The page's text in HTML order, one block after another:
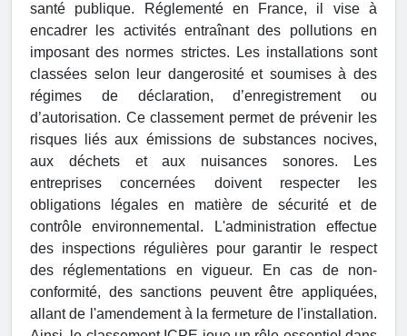
santé publique. Réglementé en France, il vise à
encadrer les activités entraînant des pollutions en
imposant des normes strictes. Les installations sont
classées selon leur dangerosité et soumises à des
régimes de déclaration, d’enregistrement ou
d’autorisation. Ce classement permet de prévenir les
risques liés aux émissions de substances nocives,
aux déchets et aux nuisances sonores. Les
entreprises concernées doivent respecter les
obligations légales en matière de sécurité et de
contrôle environnemental. L'administration effectue
des inspections régulières pour garantir le respect
des réglementations en vigueur. En cas de non-
conformité, des sanctions peuvent être appliquées,
allant de l'amendement à la fermeture de l'installation.